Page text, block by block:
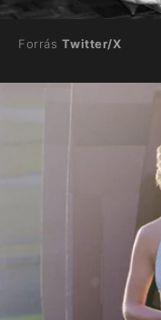
Forrás Twitter/X